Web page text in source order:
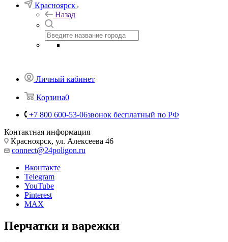
Красноярск
Назад
Личный кабинет
Корзина0
+7 800 600-53-06звонок бесплатный по РФ
Контактная информация
Красноярск, ул. Алексеева 46
connect@24poligon.ru
Вконтакте
Telegram
YouTube
Pinterest
MAX
Перчатки и варежки